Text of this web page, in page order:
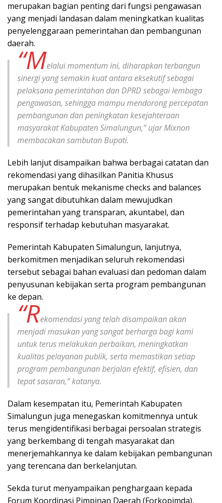
merupakan bagian penting dari fungsi pengawasan
yang menjadi landasan dalam meningkatkan kualitas
penyelenggaraan pemerintahan dan pembangunan
daerah.
“Melalui momentum ini, diharapkan terbangun
sinergi yang semakin kuat antara eksekutif sebagai
pelaksana pemerintahan dan DPRD sebagai lembaga
pengawasan, sehingga mampu mendorong percepatan
pembangunan dan peningkatan kesejahteraan
masyarakat Kabupaten Simalungun,” ujar Mixnon
membacakan sambutan Bupati.
Lebih lanjut disampaikan bahwa berbagai catatan dan
rekomendasi yang dihasilkan Panitia Khusus
merupakan bentuk mekanisme checks and balances
yang sangat dibutuhkan dalam mewujudkan
pemerintahan yang transparan, akuntabel, dan
responsif terhadap kebutuhan masyarakat.
Pemerintah Kabupaten Simalungun, lanjutnya,
berkomitmen menjadikan seluruh rekomendasi
tersebut sebagai bahan evaluasi dan pedoman dalam
penyusunan kebijakan serta program pembangunan
ke depan.
“Rekomendasi yang telah disampaikan akan
menjadi masukan yang sangat berharga bagi kami
untuk terus melakukan perbaikan, meningkatkan
kualitas pelayanan publik, serta memastikan setiap
program pembangunan berjalan efektif, efisien, dan
tepat sasaran,” katanya.
Dalam kesempatan itu, Pemerintah Kabupaten
Simalungun juga menegaskan komitmennya untuk
terus mengidentifikasi berbagai persoalan strategis
yang berkembang di tengah masyarakat dan
menerjemahkannya ke dalam kebijakan pembangunan
yang terencana dan berkelanjutan.
Sekda turut menyampaikan penghargaan kepada
Forum Koordinasi Pimpinan Daerah (Forkopimda),